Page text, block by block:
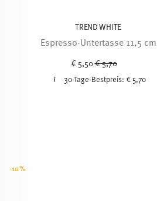
TREND WHITE
Espresso-Untertasse 11,5 cm
€ 5,50Price reduced from
€ 5,70
30-Tage-Bestpreis: € 5,70
-10%